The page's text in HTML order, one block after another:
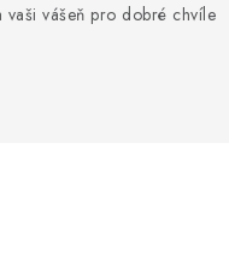
vaši vášeň pro dobré chvíle